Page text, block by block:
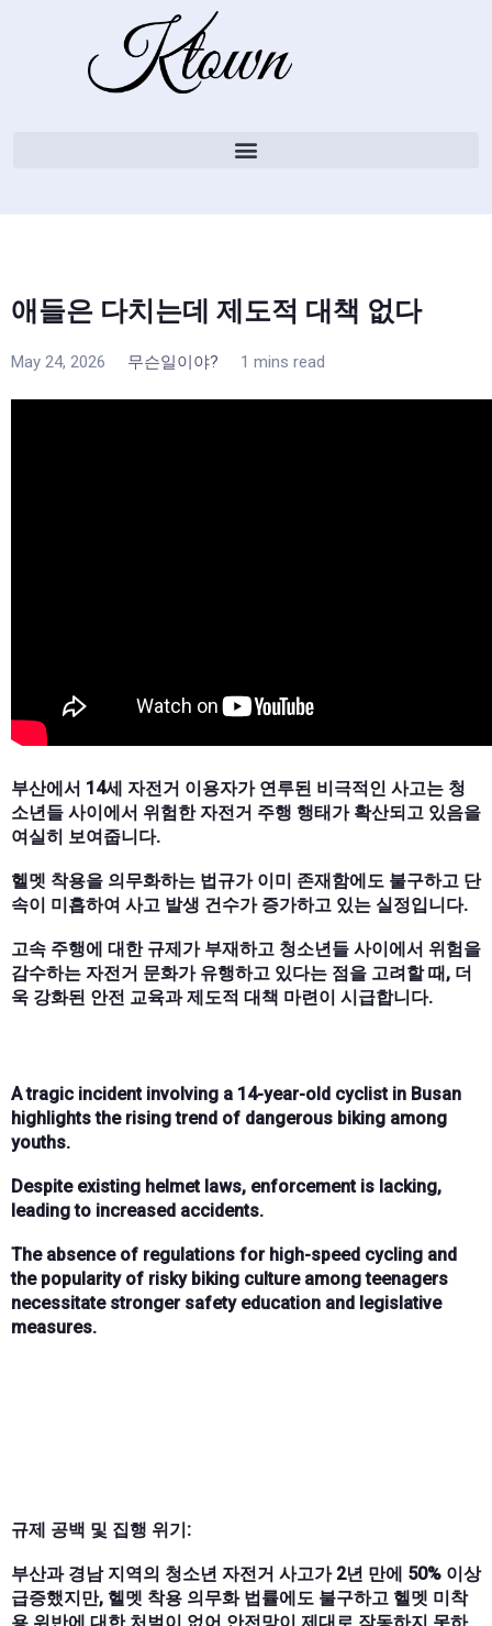
애들은 다치는데 제도적 대책 없다
May 24, 2026 무슨일이야? 1 mins read
부산에서 14세 자전거 이용자가 연루된 비극적인 사고는 청
소년들 사이에서 위험한 자전거 주행 행태가 확산되고 있음을
여실히 보여줍니다.
헬멧 착용을 의무화하는 법규가 이미 존재함에도 불구하고 단
속이 미흡하여 사고 발생 건수가 증가하고 있는 실정입니다.
고속 주행에 대한 규제가 부재하고 청소년들 사이에서 위험을
감수하는 자전거 문화가 유행하고 있다는 점을 고려할 때, 더
욱 강화된 안전 교육과 제도적 대책 마련이 시급합니다.
A tragic incident involving a 14-year-old cyclist in Busan
highlights the rising trend of dangerous biking among
youths.
Despite existing helmet laws, enforcement is lacking,
leading to increased accidents.
The absence of regulations for high-speed cycling and
the popularity of risky biking culture among teenagers
necessitate stronger safety education and legislative
measures.
규제 공백 및 집행 위기:
부산과 경남 지역의 청소년 자전거 사고가 2년 만에 50% 이상
급증했지만, 헬멧 착용 의무화 법률에도 불구하고 헬멧 미착
용 위반에 대한 처벌이 없어 안전망이 제대로 작동하지 못하